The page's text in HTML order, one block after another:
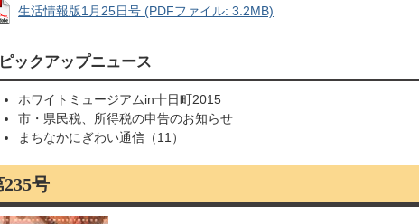
生活情報版1月25日号 (PDFファイル: 3.2MB)
ピックアップニュース
ホワイトミュージアムin十日町2015
市・県民税、所得税の申告のお知らせ
まちなかにぎわい通信（11）
235号